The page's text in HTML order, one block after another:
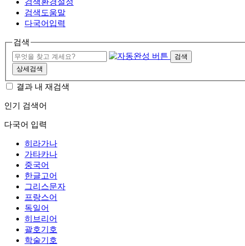
검색도움말
다국어입력
검색
검색
상세검색
결과 내 재검색
인기 검색어
다국어 입력
히라가나
가타카나
중국어
한글고어
그리스문자
프랑스어
독일어
히브리어
괄호기호
학술기호